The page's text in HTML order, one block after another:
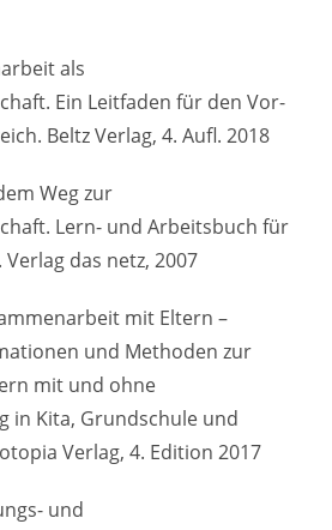
als
Ein Leitfaden für den Vor-
Beltz Verlag, 4. Aufl. 2018
Weg zur
Lern- und Arbeitsbuch für
das netz, 2007
mit Eltern –
und Methoden zur
mit und ohne
in Kita, Grundschule und
Verlag, 4. Edition 2017
und